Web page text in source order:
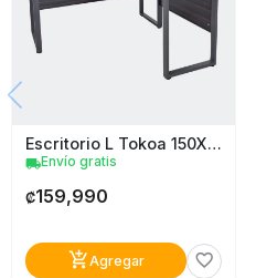
Escritorio L Tokoa 150X150x75cm
local_shippingEnvío gratis
₡159,990
add_shopping_cartAgregar favorite_border